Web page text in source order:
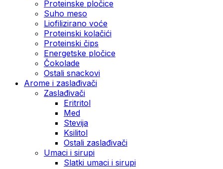
Proteinske pločice
Suho meso
Liofilizirano voće
Proteinski kolačići
Proteinski čips
Energetske pločice
Čokolade
Ostali snackovi
Arome i zaslađivači
Zaslađivači
Eritritol
Med
Stevija
Ksilitol
Ostali zaslađivači
Umaci i sirupi
Slatki umaci i sirupi